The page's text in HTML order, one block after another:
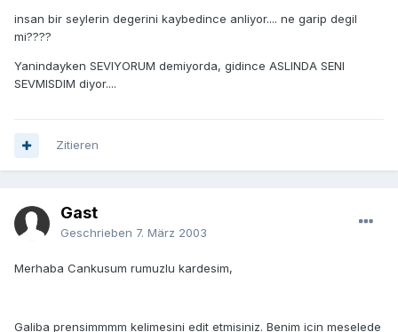
insan bir seylerin degerini kaybedince anliyor.... ne garip degil
mi????
Yanindayken SEVIYORUM demiyorda, gidince ASLINDA SENI
SEVMISDIM diyor....
Zitieren
Gast
Geschrieben 7. März 2003
Merhaba Cankusum rumuzlu kardesim,
Galiba prensimmmm kelimesini edit etmisiniz. Benim icin meselede